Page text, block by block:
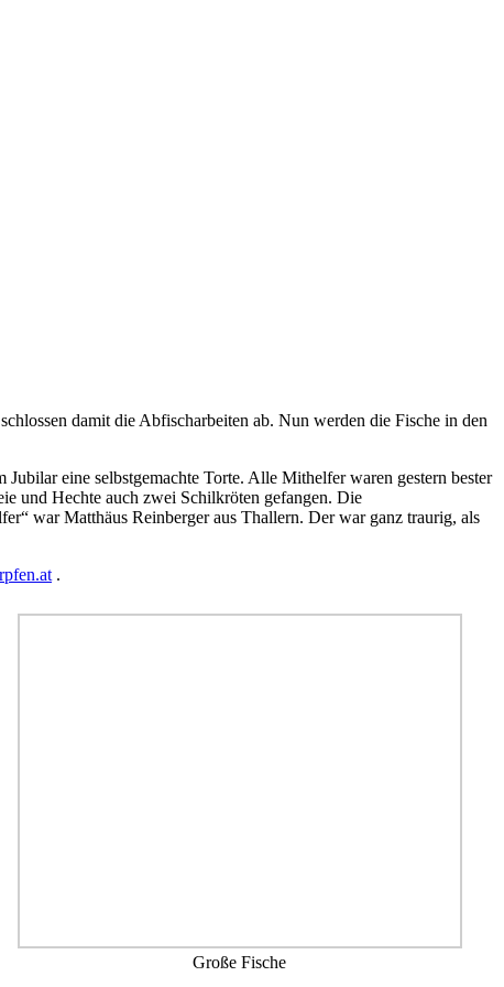
damit die Abfischarbeiten ab. Nun werden die Fische in den
eine selbstgemachte Torte. Alle Mithelfer waren gestern bester
und Hechte auch zwei Schilkröten gefangen. Die
war Matthäus Reinberger aus Thallern. Der war ganz traurig, als
.